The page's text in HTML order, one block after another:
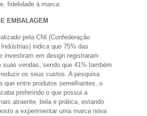
fidelidade à marca.
EMBALAGEM
pela CNI (Confederação
indica que 75% das
investiram em design registraram
suas vendas, sendo que 41% também
os seus custos. A pesquisa
que entre produtos semelhantes, o
preferindo o que possui a
atraente, bela e prática, estando
a experimentar uma marca nova